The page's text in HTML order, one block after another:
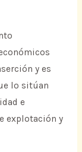
y es
lo sitúan
e
explotación y